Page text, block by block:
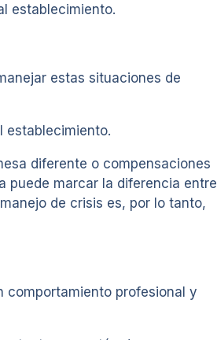
establecimiento.
estas situaciones de
establecimiento.
diferente o compensaciones
puede marcar la diferencia entre
de crisis es, por lo tanto,
comportamiento profesional y